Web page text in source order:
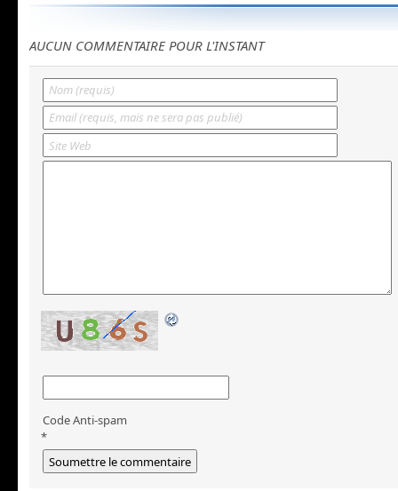
AUCUN COMMENTAIRE POUR L'INSTANT
Code Anti-spam
*